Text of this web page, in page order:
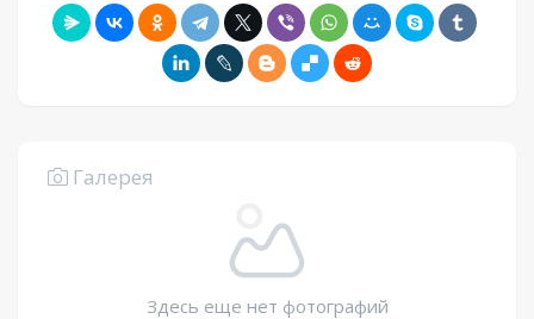
Галерея
Здесь еще нет фотографий